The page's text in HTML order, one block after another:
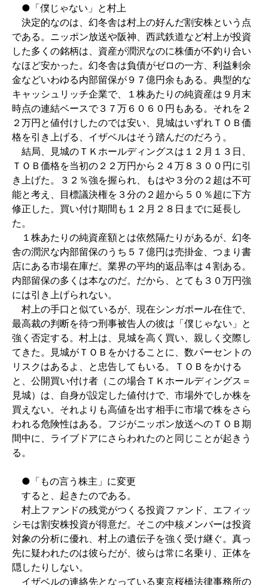
●「僕じゃない」と村上
決定的なのは、幻冬舎は村上の好んだ割安株という点
である。ニッポン放送や阪神、西武鉄道など村上が投資
した多くの銘柄は、資産が潤沢なのに株価が不釣り合い
なほど安かった。幻冬舎は負債がゼロの一方、利益剰余
金などいわゆる内部留保が９７億円余もある。典型的な
キャッシュリッチ企業で、１株あたりの純資産は９月末
時点の連結ベースで３７万６０６０円もある。それを２
２万円と値付けしたのでは安い、見城はいずれＴＯＢ価
格を引き上げる、イザベルはそう踏んだのだろう。
結局、見城のＴＫホールディングスは１２月１３日、
ＴＯＢ価格を当初の２２万円から２４万８３００円に引
き上げた。３２％強を握られ、もはや３分の２超は不可
能と考え、目標議決権を３分の２超から５０％超に下方
修正した。買い付け期間も１２月２８日までに延長し
た。
１株あたりの純資産額とは依然隔たりがあるが、幻冬
舎の潤沢な内部留保のうち５７億円は売掛金、つまり書
店にある市場在庫だ。業界の平均的返品率は４割ある。
内部留保の多くは本なのだ。だから、とても３０万円強
には引き上げられない。
村上の手口と似ているが、現在シンガポール在住で、
最高裁の判断を待つ刑事被告人の彼は「僕じゃない」と
強く否定する。村上は、見城を高く買い、親しく交際し
てきた。見城がＴＯＢをかけることに、数パーセントの
リスクはあるよ、と忠告してもいる。ＴＯＢをかける
と、公開買い付け者（この場合ＴＫホールディングス＝
見城）は、自身が設定した値付けで、市場外でしか株を
買えない。それよりも高値を出す相手に市場で株をさら
われる危険性はある。フジがニッポン放送へのＴＯＢ期
間中に、ライブドアにさらわれたのと同じことが起きう
る。
●「もの言う株主」に変更
すると、起きたのである。
村上ファンドの残党がつくる投資ファンド、エフィッ
シモは割安株投資が得意だ。そこの中核メンバーは投資
対象の分析に優れ、村上の遺伝子を強く受け継ぐ。真っ
先に疑われたのは彼らだが、彼らは常に名乗り、正体を
隠したりしない。
イザベルの連絡先となっている東京桜橋法律事務所の